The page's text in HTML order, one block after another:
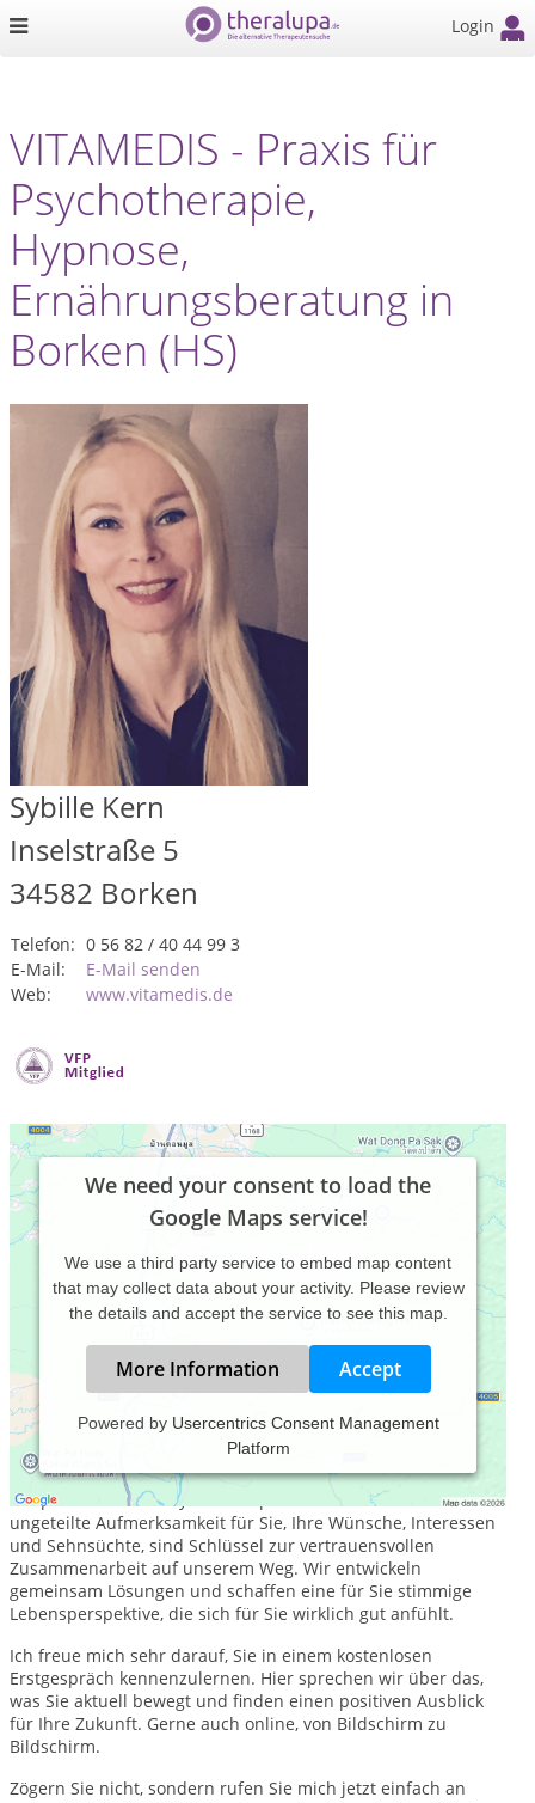
Login
VITAMEDIS - Praxis für
Psychotherapie,
Hypnose,
Ernährungsberatung in
Borken (HS)
Sybille Kern
Inselstraße 5
34582 Borken
Telefon: 0 56 82 / 40 44 99 3
E-Mail:
E-Mail senden
Web:
www.vitamedis.de
We need your consent to load the
Google Maps service!
We use a third party service to embed map content
that may collect data about your activity. Please review
the details and accept the service to see this map.
More Information Accept
Powered by Usercentrics Consent Management
Platform
Akzeptanz und Wertschätzung für Sie und Ihr Anliegen sind
Grundlagen meiner therapeutischen Arbeit, als
Heilpraktikerin für Psychotherapie. Verständnis und
ungeteilte Aufmerksamkeit für Sie, Ihre Wünsche, Interessen
und Sehnsüchte, sind Schlüssel zur vertrauensvollen
Zusammenarbeit auf unserem Weg. Wir entwickeln
gemeinsam Lösungen und schaffen eine für Sie stimmige
Lebensperspektive, die sich für Sie wirklich gut anfühlt.
Ich freue mich sehr darauf, Sie in einem kostenlosen
Erstgespräch kennenzulernen. Hier sprechen wir über das,
was Sie aktuell bewegt und finden einen positiven Ausblick
für Ihre Zukunft. Gerne auch online, von Bildschirm zu
Bildschirm.
Zögern Sie nicht, sondern rufen Sie mich jetzt einfach an